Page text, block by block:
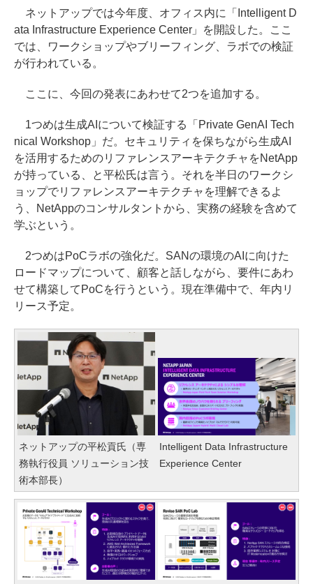
ネットアップでは今年度、オフィス内に「Intelligent D
ata Infrastructure Experience Center」を開設した。ここ
では、ワークショップやブリーフィング、ラボでの検証
が行われている。
ここに、今回の発表にあわせて2つを追加する。
1つめは生成AIについて検証する「Private GenAI Tech
nical Workshop」だ。セキュリティを保ちながら生成AI
を活用するためのリファレンスアーキテクチャをNetApp
が持っている、と平松氏は言う。それを半日のワークシ
ョップでリファレンスアーキテクチャを理解できるよ
う、NetAppのコンサルタントから、実務の経験を含めて
学ぶという。
2つめはPoCラボの強化だ。SANの環境のAIに向けた
ロードマップについて、顧客と話しながら、要件にあわ
せて構築してPoCを行うという。現在準備中で、年内リ
リース予定。
ネットアップの平松貢氏（専
務執行役員 ソリューション技
術本部長）
Intelligent Data Infrastructure
Experience Center